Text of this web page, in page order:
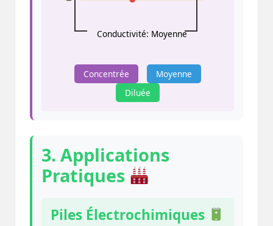
Conductivité: Moyenne
Concentrée
Moyenne
Diluée
3. Applications
Pratiques
Piles Électrochimiques